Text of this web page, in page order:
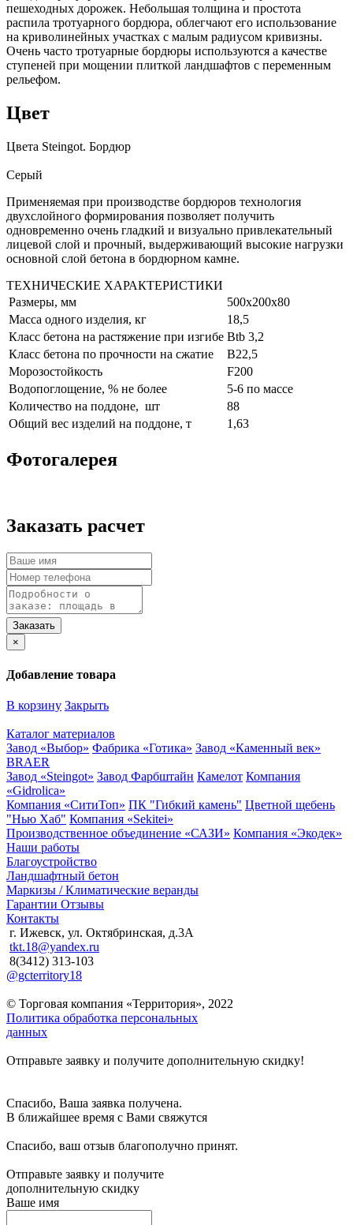
пешеходных дорожек. Небольшая толщина и простота
распила тротуарного бордюра, облегчают его использование
на криволинейных участках с малым радиусом кривизны.
Очень часто тротуарные бордюры используются а качестве
ступеней при мощении плиткой ландшафтов с переменным
рельефом.
Цвет
Цвета Steingot. Бордюр
Серый
Применяемая при производстве бордюров технология
двухслойного формирования позволяет получить
одновременно очень гладкий и визуально привлекательный
лицевой слой и прочный, выдерживающий высокие нагрузки
основной слой бетона в бордюрном камне.
ТЕХНИЧЕСКИЕ ХАРАКТЕРИСТИКИ
Размеры, мм
500х200х80
Масса одного изделия, кг
18,5
Класс бетона на растяжение при изгибе Btb 3,2
Класс бетона по прочности на сжатие
B22,5
Морозостойкость
F200
Водопоглощение, % не более
5-6 по массе
Количество на поддоне, шт
88
Общий вес изделий на поддоне, т
1,63
Фотогалерея
Заказать расчет
×
Добавление товара
В корзину Закрыть
Каталог материалов
Завод «Выбор» Фабрика «Готика» Завод «Каменный век»
BRAER
Завод «Steingot» Завод Фарбштайн Камелот Компания
«Gidrolica»
Компания «СитиТоп» ПК "Гибкий камень" Цветной щебень
"Нью Хаб" Компания «Sekitei»
Производственное объединение «САЗИ» Компания «Экодек»
Наши работы
Благоустройство
Ландшафтный бетон
Маркизы / Климатические веранды
Гарантии Отзывы
Контакты
г. Ижевск, ул. Октябринская, д.3А
tkt.18@yandex.ru
8(3412) 313-103
@gcterritory18
© Торговая компания «Территория», 2022
Политика обработка персональных
данных
Отправьте заявку и получите дополнительную скидку!
Спасибо, Ваша заявка получена.
В ближайшее время с Вами свяжутся
Спасибо, ваш отзыв благополучно принят.
Отправьте заявку и получите
дополнительную скидку
Ваше имя